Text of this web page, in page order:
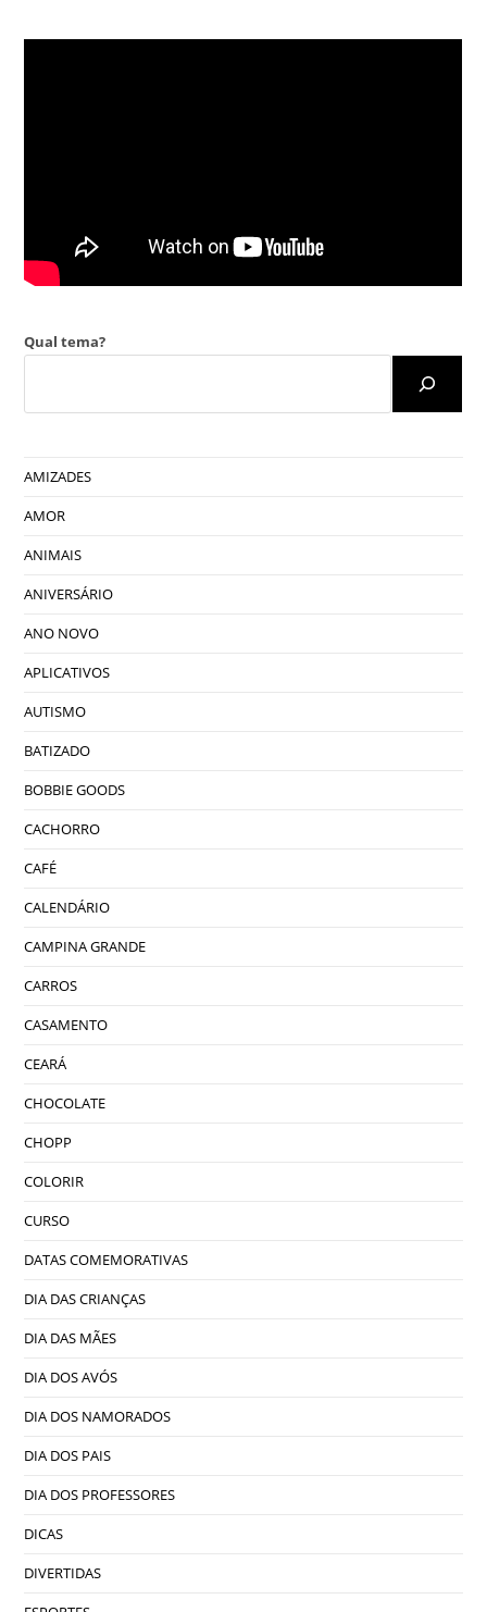
Qual tema?
AMIZADES
AMOR
ANIMAIS
ANIVERSÁRIO
ANO NOVO
APLICATIVOS
AUTISMO
BATIZADO
BOBBIE GOODS
CACHORRO
CAFÉ
CALENDÁRIO
CAMPINA GRANDE
CARROS
CASAMENTO
CEARÁ
CHOCOLATE
CHOPP
COLORIR
CURSO
DATAS COMEMORATIVAS
DIA DAS CRIANÇAS
DIA DAS MÃES
DIA DOS AVÓS
DIA DOS NAMORADOS
DIA DOS PAIS
DIA DOS PROFESSORES
DICAS
DIVERTIDAS